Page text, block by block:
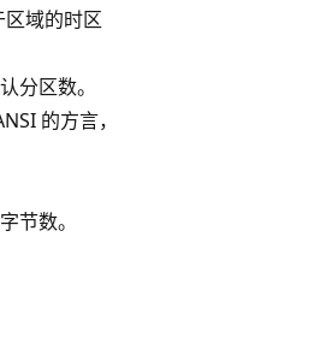
域的时区
分区数。
的方言，
节数。